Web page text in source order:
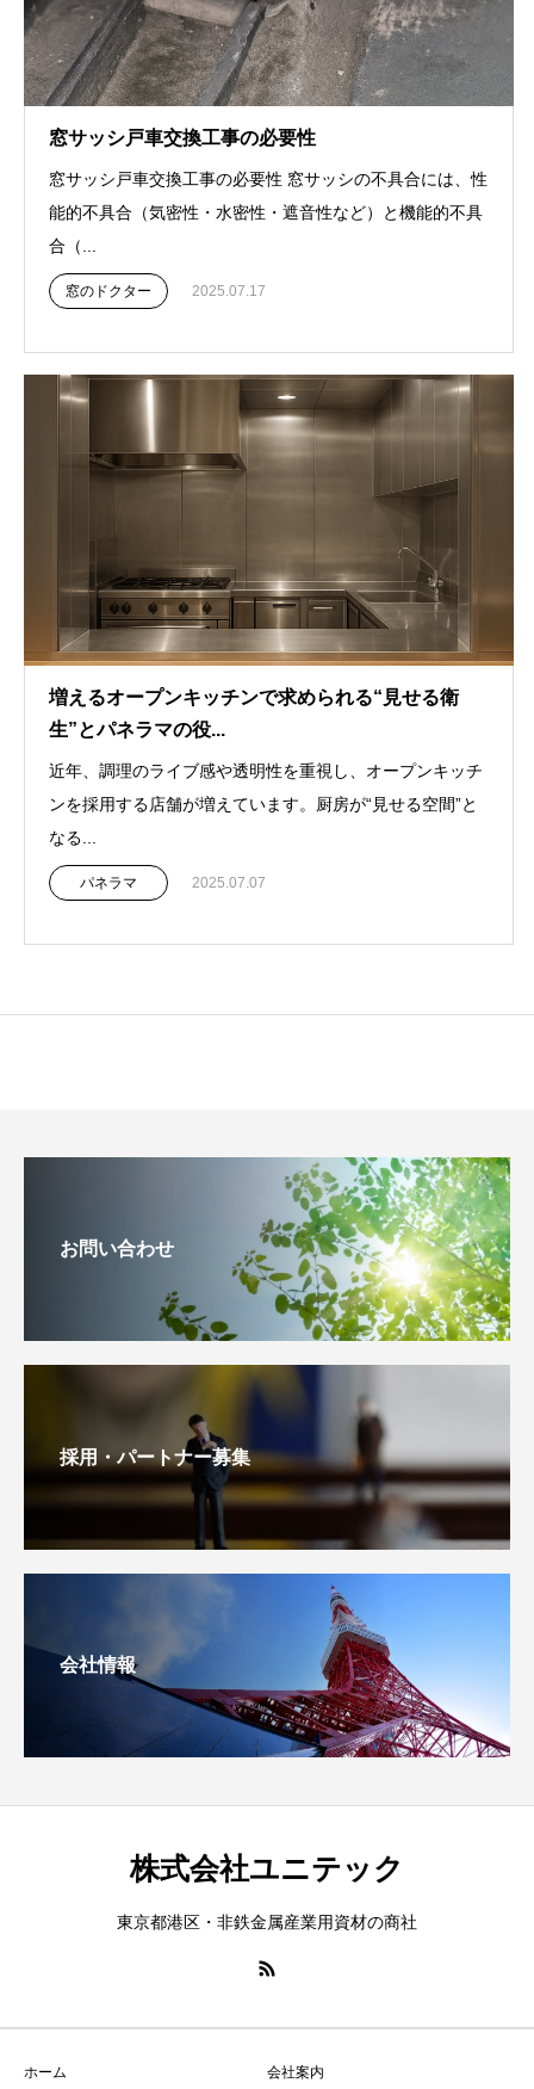
窓サッシ戸車交換工事の必要性
窓サッシ戸車交換工事の必要性 窓サッシの不具合には、性
能的不具合（気密性・水密性・遮音性など）と機能的不具
合（...
窓のドクター 2025.07.17
増えるオープンキッチンで求められる“見せる衛
生”とパネラマの役...
近年、調理のライブ感や透明性を重視し、オープンキッチ
ンを採用する店舗が増えています。厨房が“見せる空間”と
なる...
パネラマ 2025.07.07
お問い合わせ
採用・パートナー募集
会社情報
株式会社ユニテック
東京都港区・非鉄金属産業用資材の商社
ホーム 会社案内